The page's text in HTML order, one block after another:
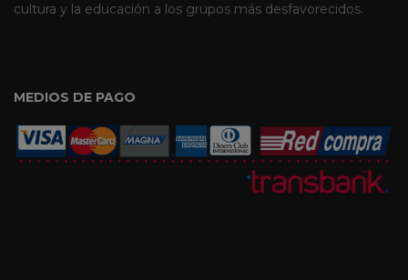
cultura y la educación a los grupos más desfavorecidos.
MEDIOS DE PAGO